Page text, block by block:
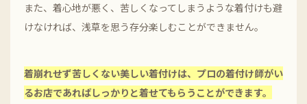
また、着心地が悪く、苦しくなってしまうような着付けも避
けなければ、浅草を思う存分楽しむことができません。
着崩れせず苦しくない美しい着付けは、プロの着付け師がい
るお店であればしっかりと着せてもらうことができます。